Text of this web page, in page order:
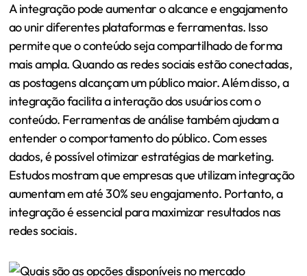
A integração pode aumentar o alcance e engajamento
ao unir diferentes plataformas e ferramentas. Isso
permite que o conteúdo seja compartilhado de forma
mais ampla. Quando as redes sociais estão conectadas,
as postagens alcançam um público maior. Além disso, a
integração facilita a interação dos usuários com o
conteúdo. Ferramentas de análise também ajudam a
entender o comportamento do público. Com esses
dados, é possível otimizar estratégias de marketing.
Estudos mostram que empresas que utilizam integração
aumentam em até 30% seu engajamento. Portanto, a
integração é essencial para maximizar resultados nas
redes sociais.